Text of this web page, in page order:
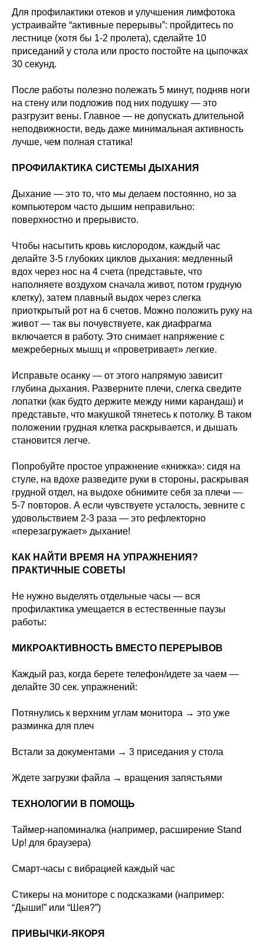
Для профилактики отеков и улучшения лимфотока
устраивайте “активные перерывы”: пройдитесь по
лестнице (хотя бы 1-2 пролета), сделайте 10
приседаний у стола или просто постойте на цыпочках
30 секунд.
После работы полезно полежать 5 минут, подняв ноги
на стену или подложив под них подушку — это
разгрузит вены. Главное — не допускать длительной
неподвижности, ведь даже минимальная активность
лучше, чем полная статика!
ПРОФИЛАКТИКА СИСТЕМЫ ДЫХАНИЯ
Дыхание — это то, что мы делаем постоянно, но за
компьютером часто дышим неправильно:
поверхностно и прерывисто.
Чтобы насытить кровь кислородом, каждый час
делайте 3-5 глубоких циклов дыхания: медленный
вдох через нос на 4 счета (представьте, что
наполняете воздухом сначала живот, потом грудную
клетку), затем плавный выдох через слегка
приоткрытый рот на 6 счетов. Можно положить руку на
живот — так вы почувствуете, как диафрагма
включается в работу. Это снимает напряжение с
межреберных мышц и «проветривает» легкие.
Исправьте осанку — от этого напрямую зависит
глубина дыхания. Разверните плечи, слегка сведите
лопатки (как будто держите между ними карандаш) и
представьте, что макушкой тянетесь к потолку. В таком
положении грудная клетка раскрывается, и дышать
становится легче.
Попробуйте простое упражнение «книжка»: сидя на
стуле, на вдохе разведите руки в стороны, раскрывая
грудной отдел, на выдохе обнимите себя за плечи —
5-7 повторов. А если чувствуете усталость, зевните с
удовольствием 2-3 раза — это рефлекторно
«перезагружает» дыхание!
КАК НАЙТИ ВРЕМЯ НА УПРАЖНЕНИЯ?
ПРАКТИЧНЫЕ СОВЕТЫ
Не нужно выделять отдельные часы — вся
профилактика умещается в естественные паузы
работы:
МИКРОАКТИВНОСТЬ ВМЕСТО ПЕРЕРЫВОВ
Каждый раз, когда берете телефон/идете за чаем —
делайте 30 сек. упражнений:
Потянулись к верхним углам монитора → это уже
разминка для плеч
Встали за документами → 3 приседания у стола
Ждете загрузки файла → вращения запястьями
ТЕХНОЛОГИИ В ПОМОЩЬ
Таймер-напоминалка (например, расширение Stand
Up! для браузера)
Смарт-часы с вибрацией каждый час
Стикеры на мониторе с подсказками (например:
“Дыши!” или “Шея?”)
ПРИВЫЧКИ-ЯКОРЯ